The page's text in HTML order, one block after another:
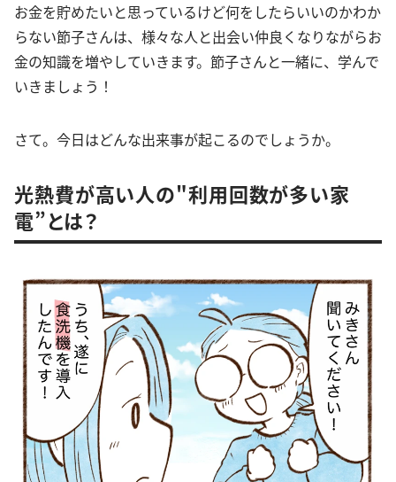
お金を貯めたいと思っているけど何をしたらいいのかわか
らない節子さんは、様々な人と出会い仲良くなりながらお
金の知識を増やしていきます。節子さんと一緒に、学んで
いきましょう！
さて。今日はどんな出来事が起こるのでしょうか。
光熱費が高い人の"利用回数が多い家
電”とは？